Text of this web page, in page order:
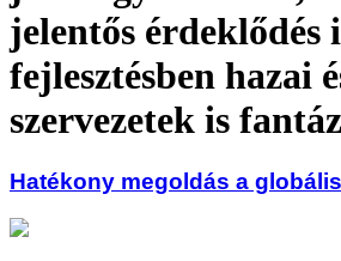
jelentős
fejlesztésben hazai
szervezetek is
Hatékony megoldás a